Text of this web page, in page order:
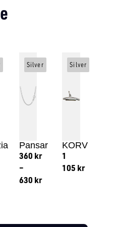
Pansar
360 kr
–
630 kr
Silver
KORV
1
105 kr
Silver